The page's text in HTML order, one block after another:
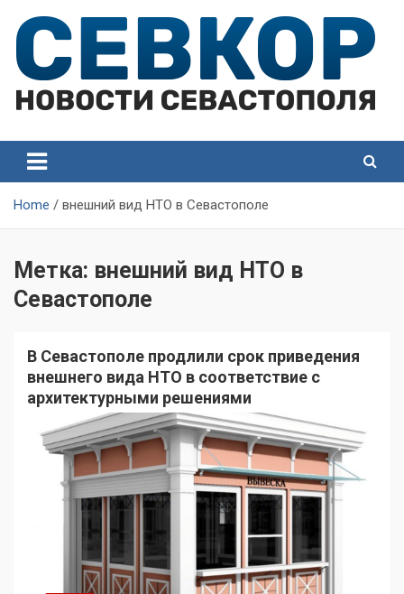
content
Севастополя
Севастополя
Home внешний вид НТО в Севастополе
Метка: внешний вид НТО в
Севастополе
В Севастополе продлили срок приведения
внешнего вида НТО в соответствие с
архитектурными решениями